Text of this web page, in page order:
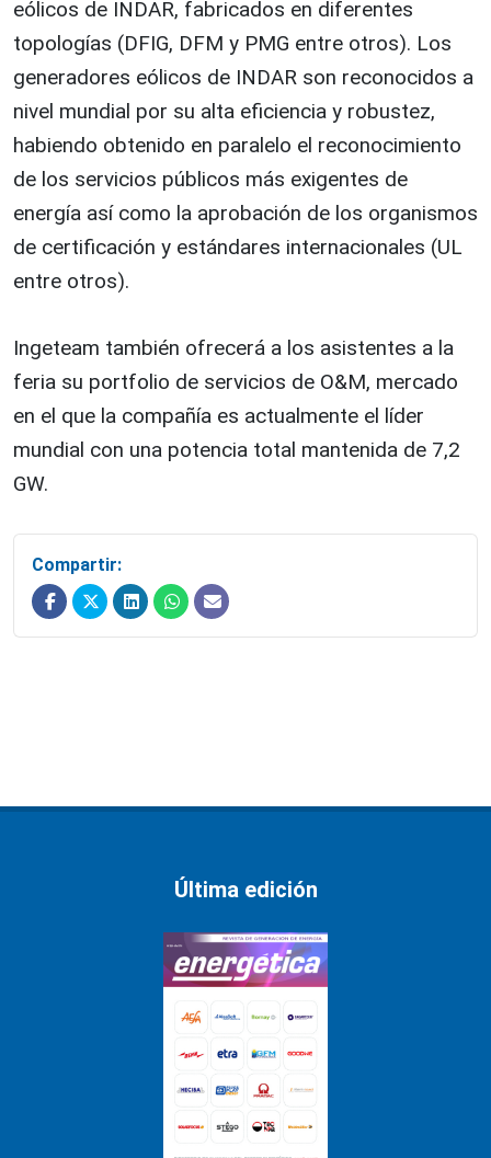
eólicos de INDAR, fabricados en diferentes
topologías (DFIG, DFM y PMG entre otros). Los
generadores eólicos de INDAR son reconocidos a
nivel mundial por su alta eficiencia y robustez,
habiendo obtenido en paralelo el reconocimiento
de los servicios públicos más exigentes de
energía así como la aprobación de los organismos
de certificación y estándares internacionales (UL
entre otros).
Ingeteam también ofrecerá a los asistentes a la
feria su portfolio de servicios de O&M, mercado
en el que la compañía es actualmente el líder
mundial con una potencia total mantenida de 7,2
GW.
Compartir:
Última edición